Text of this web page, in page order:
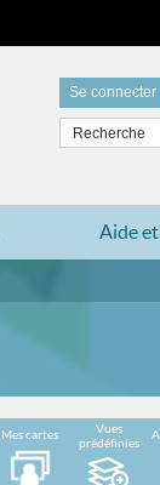
Se connecter
Aide